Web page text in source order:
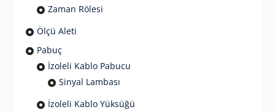
Zaman Rölesi
Ölçü Aleti
Pabuç
İzoleli Kablo Pabucu
Sinyal Lambası
İzoleli Kablo Yüksüğü